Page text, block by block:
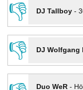
👎
DJ Tallboy-
👎
DJ Wolfgang
Duo WeR-